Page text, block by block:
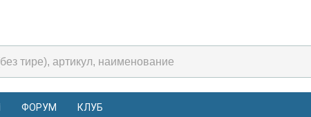
ФОРУМ КЛУБ